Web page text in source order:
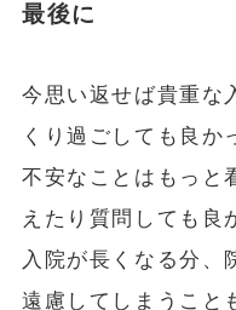
最後に
今思い返せば貴重な
くり過ごしても良か
不安なことはもっと
えたり質問しても良
入院が長くなる分、
遠慮してしまうこと